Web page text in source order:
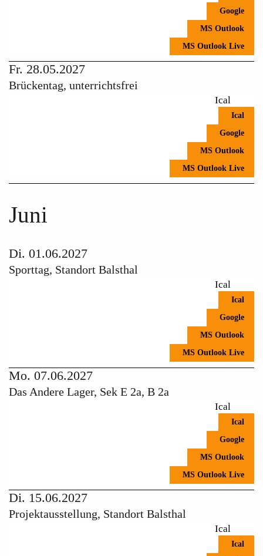
Google
MS Outlook
MS Outlook Live
Fr. 28.05.2027
Brückentag, unterrichtsfrei
Ical
Ical
Google
MS Outlook
MS Outlook Live
Juni
Di. 01.06.2027
Sporttag, Standort Balsthal
Ical
Ical
Google
MS Outlook
MS Outlook Live
Mo. 07.06.2027
Das Andere Lager, Sek E 2a, B 2a
Ical
Ical
Google
MS Outlook
MS Outlook Live
Di. 15.06.2027
Projektausstellung, Standort Balsthal
Ical
Ical